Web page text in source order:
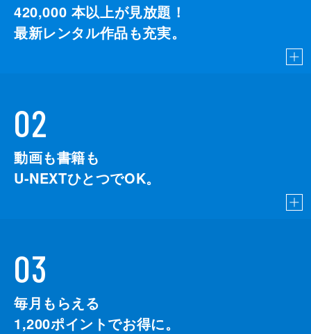
420,000 本以上が見放題！
最新レンタル作品も充実。
02
動画も書籍も
U-NEXTひとつでOK。
03
毎月もらえる
1,200ポイントでお得に。